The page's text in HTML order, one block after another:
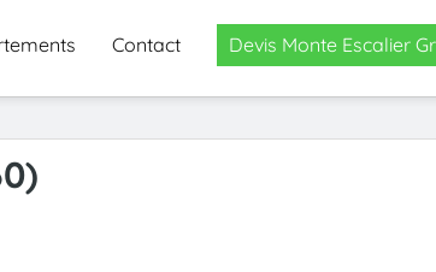
Contact Devis Monte Escalier